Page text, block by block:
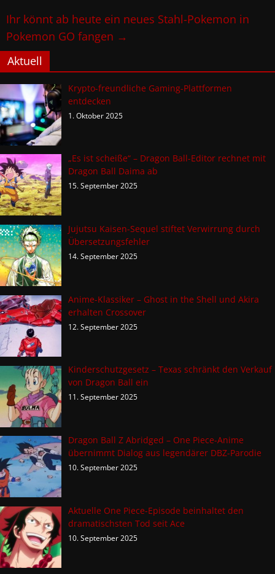
Ihr könnt ab heute ein neues Stahl-Pokemon in
Pokemon GO fangen →
Aktuell
Krypto-freundliche Gaming-Plattformen
entdecken
1. Oktober 2025
„Es ist scheiße“ – Dragon Ball-Editor rechnet mit
Dragon Ball Daima ab
15. September 2025
Jujutsu Kaisen-Sequel stiftet Verwirrung durch
Übersetzungsfehler
14. September 2025
Anime-Klassiker – Ghost in the Shell und Akira
erhalten Crossover
12. September 2025
Kinderschutzgesetz – Texas schränkt den Verkauf
von Dragon Ball ein
11. September 2025
Dragon Ball Z Abridged – One Piece-Anime
übernimmt Dialog aus legendärer DBZ-Parodie
10. September 2025
Aktuelle One Piece-Episode beinhaltet den
dramatischsten Tod seit Ace
10. September 2025